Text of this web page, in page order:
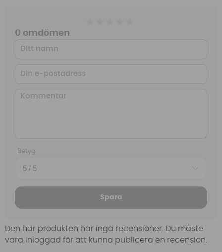
0 omdömen
Betyg
Spara
Den här produkten har inga recensioner. Du måste
vara inloggad för att kunna publicera en recension.